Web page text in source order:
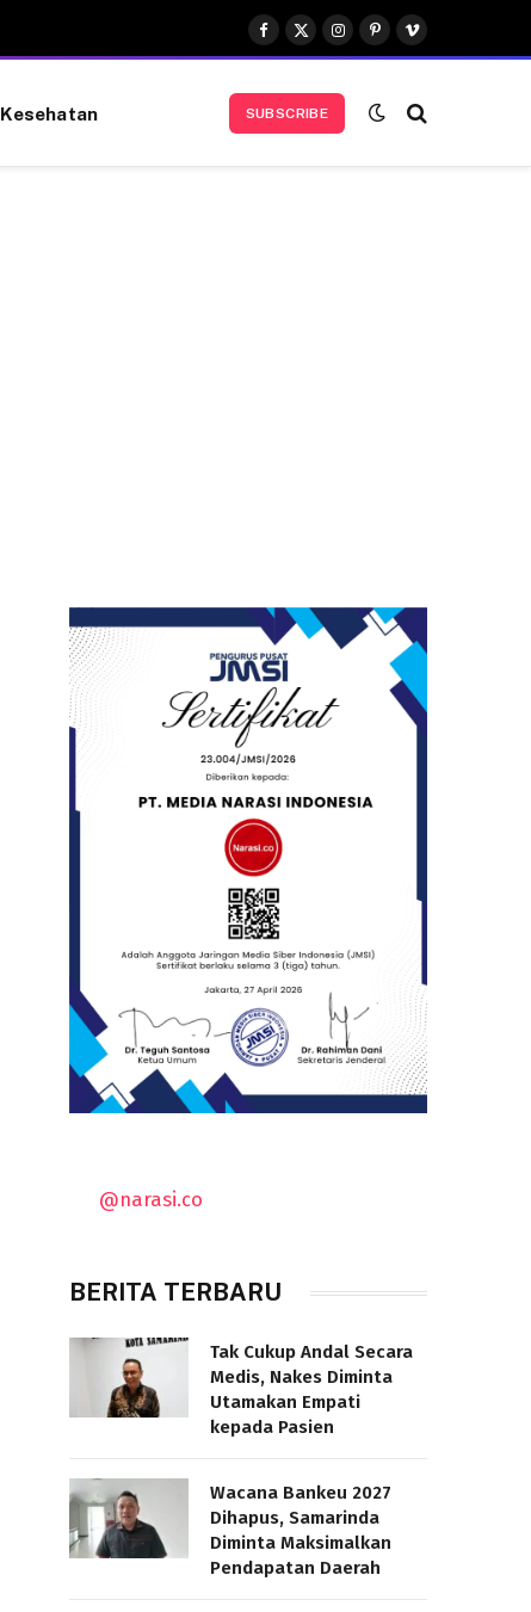
Facebook
X
(Twitter)
Instagram
Pinterest
Vimeo
Kesehatan SUBSCRIBE
@narasi.co
BERITA TERBARU
Tak Cukup Andal Secara
Medis, Nakes Diminta
Utamakan Empati
kepada Pasien
Wacana Bankeu 2027
Dihapus, Samarinda
Diminta Maksimalkan
Pendapatan Daerah